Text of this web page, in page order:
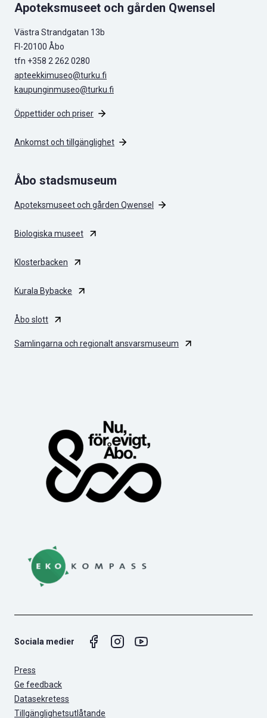
Apoteksmuseet och gården Qwensel
Västra Strandgatan 13b
FI-20100 Åbo
tfn +358 2 262 0280
apteekkimuseo@turku.fi
kaupunginmuseo@turku.fi
Öppettider och priser
Ankomst och tillgänglighet
Åbo stadsmuseum
Apoteksmuseet och gården Qwensel
Biologiska museet
Klosterbacken
Kurala Bybacke
Åbo slott
Samlingarna och regionalt ansvarsmuseum
Sociala medier
Press
Ge feedback
Datasekretess
Tillgänglighetsutlåtande